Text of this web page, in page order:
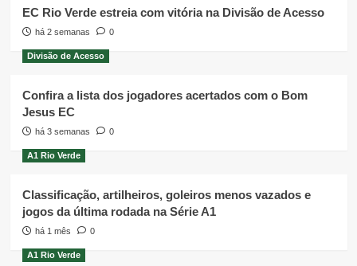
EC Rio Verde estreia com vitória na Divisão de Acesso
há 2 semanas 0
Divisão de Acesso
Confira a lista dos jogadores acertados com o Bom
Jesus EC
há 3 semanas 0
A1 Rio Verde
Classificação, artilheiros, goleiros menos vazados e
jogos da última rodada na Série A1
há 1 mês 0
A1 Rio Verde